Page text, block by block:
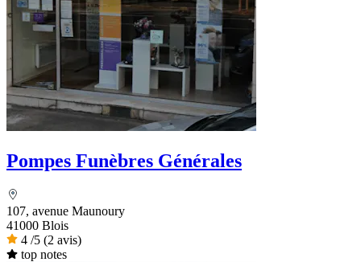
Pompes Funèbres Générales
107, avenue Maunoury
41000 Blois
4 /5 (2 avis)
top notes